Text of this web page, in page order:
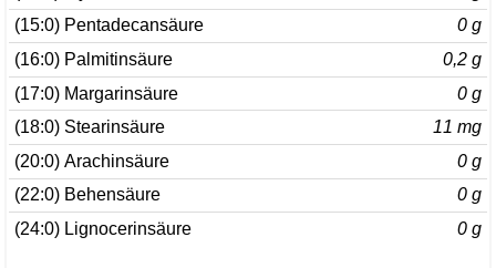
(15:0) Pentadecansäure
0 g
(16:0) Palmitinsäure
0,2 g
(17:0) Margarinsäure
0 g
(18:0) Stearinsäure
11 mg
(20:0) Arachinsäure
0 g
(22:0) Behensäure
0 g
(24:0) Lignocerinsäure
0 g